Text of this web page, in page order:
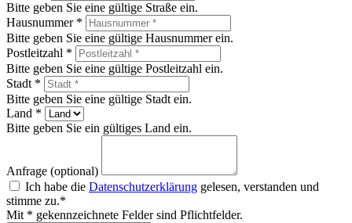
Bitte geben Sie eine gültige Straße ein.
Hausnummer *
Bitte geben Sie eine gültige Hausnummer ein.
Postleitzahl *
Bitte geben Sie eine gültige Postleitzahl ein.
Stadt *
Bitte geben Sie eine gültige Stadt ein.
Land *
Bitte geben Sie ein gültiges Land ein.
Anfrage (optional)
Ich habe die Datenschutzerklärung gelesen, verstanden und
stimme zu.*
Mit * gekennzeichnete Felder sind Pflichtfelder.